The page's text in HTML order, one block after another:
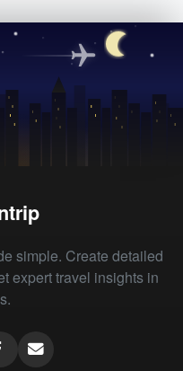
simple. Create detailed
expert travel insights in